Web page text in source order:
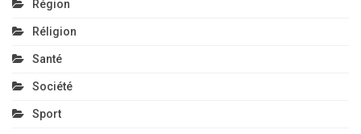
Région
Réligion
Santé
Société
Sport